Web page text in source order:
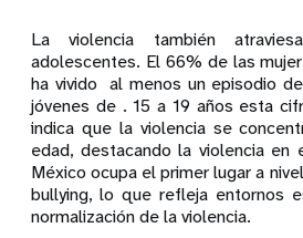
La violencia también
adolescentes. El 66% de las
ha vivido al menos un episodio
jóvenes de . 15 a 19 años esta
indica que la violencia se
edad, destacando la violencia en
México ocupa el primer lugar a
bullying, lo que refleja entornos
normalización de la violencia.